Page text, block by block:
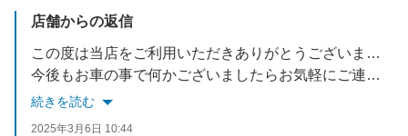
店舗からの返信
この度は当店をご利用いただきありがとうございます。
今後もお車の事で何かございましたらお気軽にご連絡下さいませ。
続きを読む
2025年3月6日 10:44